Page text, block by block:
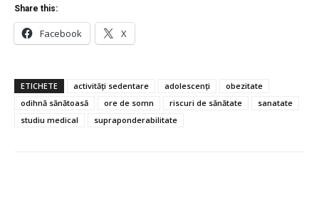
Share this:
Facebook X
ETICHETE activități sedentare adolescenți
obezitate
odihnă sănătoasă
ore de somn riscuri de sănătate
sanatate
studiu medical
supraponderabilitate